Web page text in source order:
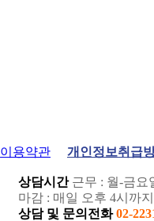
이용약관 개인정보취급
상담시간
마감 : 매일 오후 4시까
상담 및 문의전화02-